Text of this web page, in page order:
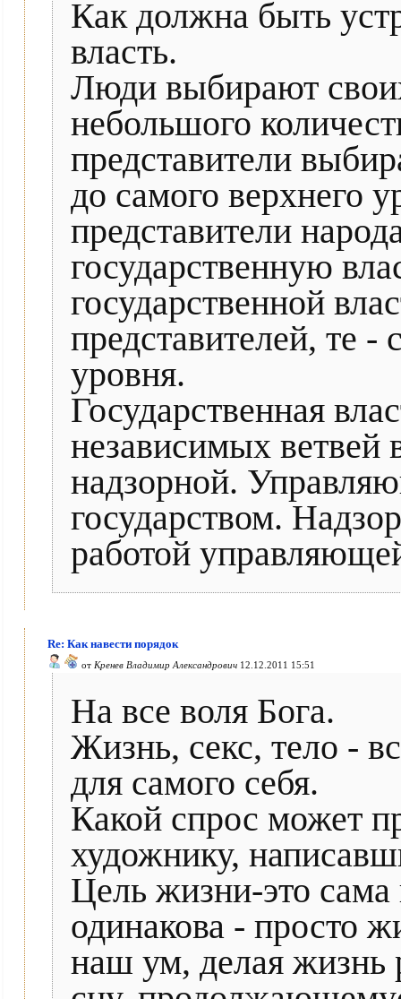
Как должна быть
власть.
Люди выбирают
небольшого
представители
до самого верхнего
представители
государственную
государственной
представителей, те -
уровня.
Государственная
независимых ветвей
надзорной.
государством.
работой
Re: Как навести порядок
от Кренев Владимир Александрович 12.12.2011 15:51
На все воля Бога.
Жизнь, секс, тело -
для самого себя.
Какой спрос может
художнику,
Цель жизни-это
одинакова - просто
наш ум, делая жизнь